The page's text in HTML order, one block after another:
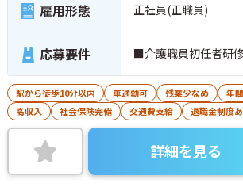
雇用形態 正社員(正職員)
応募要件 ■介護職員初任者研
駅から徒歩10分以内 車通勤可 残業少なめ 年
高収入
社会保険完備 交通費支給 退職金制度
詳細を見る